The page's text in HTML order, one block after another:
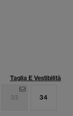
Taglia E Vestibilità
33 34